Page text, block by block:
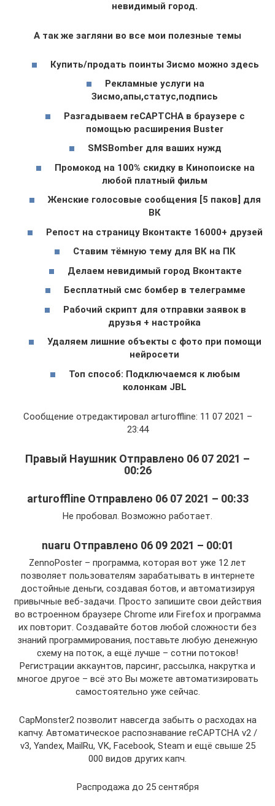
невидимый город.
А так же загляни во все мои полезные темы
Купить/продать поинты Зисмо можно здесь
Рекламные услуги на
Зисмо,апы,статус,подпись
Разгадываем reCAPTCHA в браузере с
помощью расширения Buster
SMSBomber для ваших нужд
Промокод на 100% скидку в Кинопоиске на
любой платный фильм
Женские голосовые сообщения [5 паков] для
ВК
Репост на страницу Вконтакте 16000+ друзей
Ставим тёмную тему для ВК на ПК
Делаем невидимый город Вконтакте
Бесплатный смс бомбер в телеграмме
Рабочий скрипт для отправки заявок в
друзья + настройка
Удаляем лишние объекты с фото при помощи
нейросети
Топ способ: Подключаемся к любым
колонкам JBL
Сообщение отредактировал arturoffline: 11 07 2021 –
23:44
Правый Наушник Отправлено 06 07 2021 –
00:26
arturoffline Отправлено 06 07 2021 – 00:33
Не пробовал. Возможно работает.
nuaru Отправлено 06 09 2021 – 00:01
ZennoPoster – программа, которая вот уже 12 лет
позволяет пользователям зарабатывать в интернете
достойные деньги, создавая ботов, и автоматизируя
привычные веб-задачи. Просто запишите свои действия
во встроенном браузере Chrome или Firefox и программа
их повторит. Создавайте ботов любой сложности без
знаний программирования, поставьте любую денежную
схему на поток, а ещё лучше – сотни потоков!
Регистрации аккаунтов, парсинг, рассылка, нaкруткa и
многое другое – всё это Вы можете автоматизировать
самостоятельно уже сейчас.
CapMonster2 позволит навсегда забыть о расходах на
капчу. Автоматическое распознавание reCAPTCHA v2 /
v3, Yandex, MailRu, VK, Facebook, Steam и ещё свыше 25
000 видов других капч.
Распродажа до 25 сентября